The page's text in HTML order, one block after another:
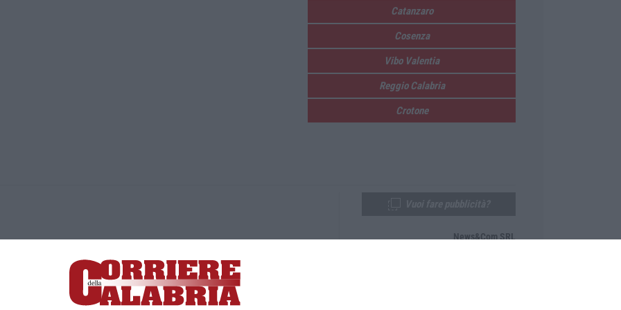
Catanzaro
Cosenza
Vibo Valentia
Reggio Calabria
Crotone
Lamezia Terme (CZ)
responsabile Paola Militano |Privacy
News&Com SRL